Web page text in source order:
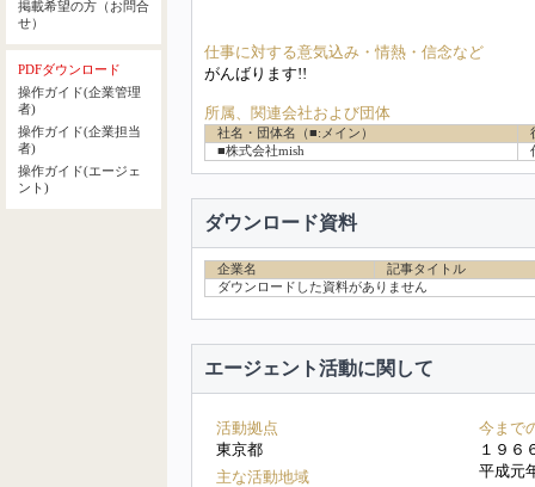
掲載希望の方（お問合
せ）
PDFダウンロード
操作ガイド(企業管理
者)
操作ガイド(企業担当
者)
操作ガイド(エージェ
ント)
仕事に対する意気込み・情熱・信念など
がんばります!!
所属、関連会社および団体
社名・団体名（■:メイン）
■株式会社mish
ダウンロード資料
企業名
記事タイトル
ダウンロードした資料がありません
エージェント活動に関して
活動拠点
東京都
主な活動地域
今まで
１９６
平成元